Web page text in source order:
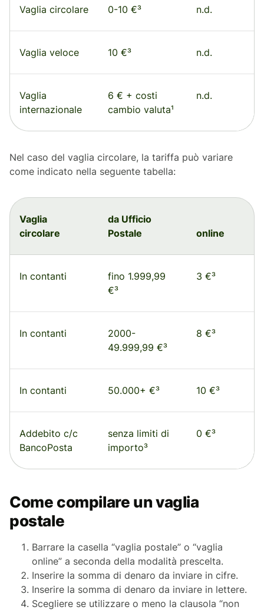
Vaglia circolare 0-10 €³ n.d.
Vaglia veloce 10 €³ n.d.
Vaglia
internazionale
6 € + costi
cambio valuta¹
n.d.
Nel caso del vaglia circolare, la tariffa può variare
come indicato nella seguente tabella:
Vaglia
circolare
da Ufficio
Postale
online
In contanti
fino 1.999,99
€³
3 €³
In contanti
2000-
49.999,99 €³
8 €³
In contanti 50.000+ €³ 10 €³
Addebito c/c
BancoPosta
senza limiti di
importo³
0 €³
Come compilare un vaglia
postale
Barrare la casella “vaglia postale” o “vaglia
online” a seconda della modalità prescelta.
Inserire la somma di denaro da inviare in cifre.
Inserire la somma di denaro da inviare in lettere.
Scegliere se utilizzare o meno la clausola “non